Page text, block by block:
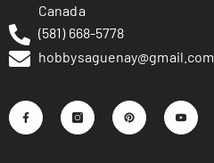
Canada
(581) 668-5778
hobbysaguenay@gmail.com